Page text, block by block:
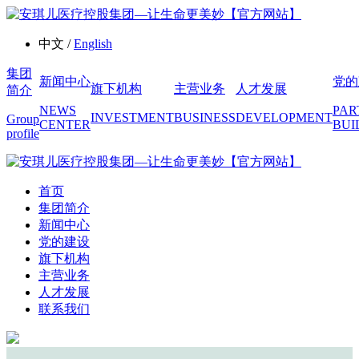
中文 /English
集团
简介
Group
profile
新闻中心
NEWS
CENTER
旗下机构
INVESTMENT
主营业务
BUSINESS
人才发展
DEVELOPMENT
党
首页
集团简介
新闻中心
党的建设
旗下机构
主营业务
人才发展
联系我们